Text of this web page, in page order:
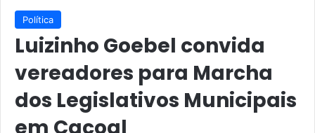
Política
Luizinho Goebel convida
vereadores para Marcha
dos Legislativos Municipais